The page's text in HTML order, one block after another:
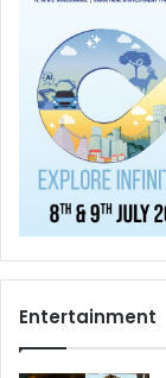
Entertainment